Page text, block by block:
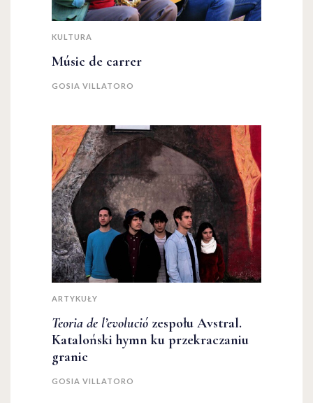
KULTURA
Músic de carrer
GOSIA VILLATORO
ARTYKUŁY
Teoria de l’evolució zespołu Avstral.
Kataloński hymn ku przekraczaniu
granic
GOSIA VILLATORO